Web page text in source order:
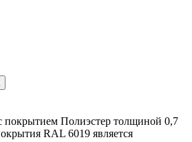
покрытием Полиэстер толщиной 0,7
RAL 6019 является